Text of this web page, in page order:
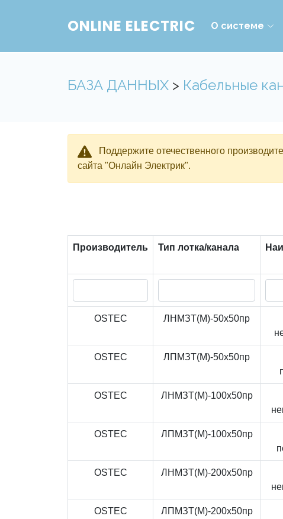
ONLINE ELECTRIC О системе
БАЗА ДАННЫХ > Кабельные
Поддержите отечественного
сайта "Онлайн Электрик".
Производитель
Тип лотка/канала
OSTEC ЛНМЗТ(М)-50x50пр
OSTEC ЛПМЗТ(М)-50x50пр
OSTEC ЛНМЗТ(М)-100x50пр
OSTEC ЛПМЗТ(М)-100x50пр
OSTEC ЛНМЗТ(М)-200x50пр
OSTEC ЛПМЗТ(М)-200x50пр